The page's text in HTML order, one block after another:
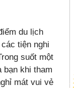
du lịch
tiện nghi
suốt một
bạn khi tham
mát vui vẻ